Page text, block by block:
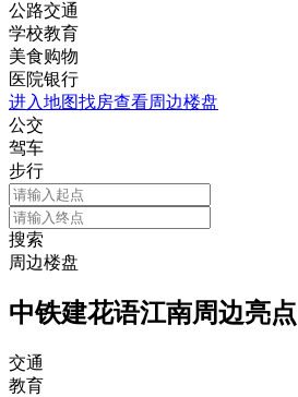
公路交通
学校教育
美食购物
医院银行
进入地图找房查看周边楼盘
公交
驾车
步行
搜索
周边楼盘
中铁建花语江南周边亮点
交通
教育